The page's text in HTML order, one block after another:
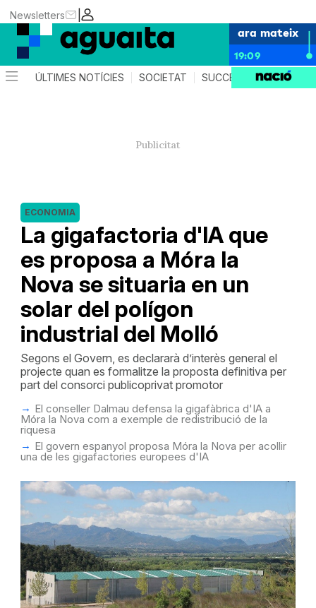
|
Newsletters
ara mateix
19:09
ÚLTIMES NOTÍCIES SOCIETAT SUCCESSOS AGENDA
La gigafactoria d'IA que
es proposa a Móra la
Nova se situaria en un
solar del polígon
industrial del Molló
ECONOMIA
Segons el Govern, es declararà d’interès general el
projecte quan es formalitze la proposta definitiva per
part del consorci publicoprivat promotor
El conseller Dalmau defensa la gigafàbrica d'IA a
Móra la Nova com a exemple de redistribució de la
riquesa
El govern espanyol proposa Móra la Nova per acollir
una de les gigafactories europees d'IA